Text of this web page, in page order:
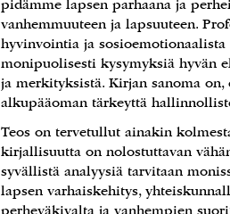
pidämme lapsen parhaana ja
vanhemmuuteen ja lapsuuteen.
hyvinvointia ja
monipuolisesti kysymyksiä hyvän
ja merkityksistä. Kirjan sanoma
alkupääoman tärkeyttä
Teos on tervetullut ainakin
kirjallisuutta on nolostuttavan
syvällistä analyysiä tarvitaan
lapsen varhaiskehitys,
perheväkivalta ja vanhempien